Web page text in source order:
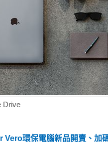
Drive
Vero環保電腦新品開賣、加